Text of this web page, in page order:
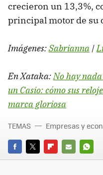
crecieron un 13,3%,
principal motor de su
Imágenes:Sabrianna |
En Xataka:No hay
un Casio: cómo sus
marca gloriosa
FACEBOOK
TWITTERFLIPBOARD
E-
TEMAS Empresas y